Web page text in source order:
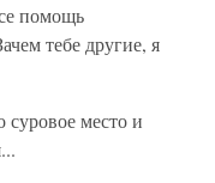
помощь
тебе другие, я
суровое место и